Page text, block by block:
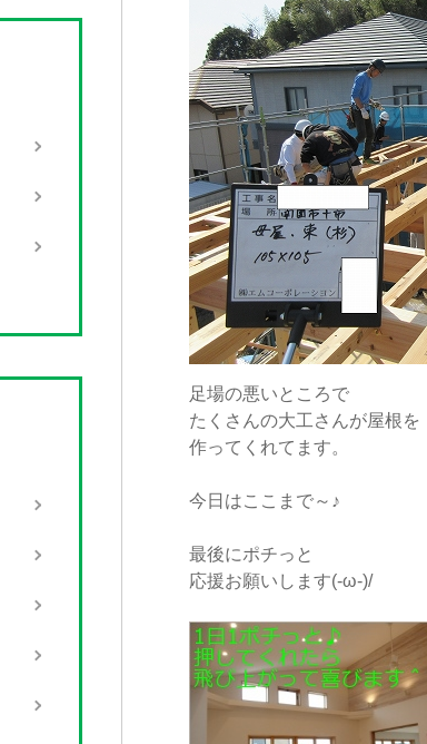
足場の悪いところで
たくさんの大工さんが屋根を
作ってくれてます。
今日はここまで～♪
最後にポチっと
応援お願いします(-ω-)/